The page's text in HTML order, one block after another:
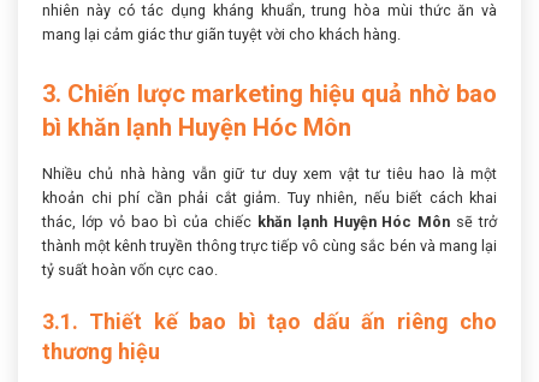
nhiên này có tác dụng kháng khuẩn, trung hòa mùi thức ăn và
mang lại cảm giác thư giãn tuyệt vời cho khách hàng.
3. Chiến lược marketing hiệu quả nhờ bao
bì khăn lạnh Huyện Hóc Môn
Nhiều chủ nhà hàng vẫn giữ tư duy xem vật tư tiêu hao là một
khoản chi phí cần phải cắt giảm. Tuy nhiên, nếu biết cách khai
thác, lớp vỏ bao bì của chiếc khăn lạnh Huyện Hóc Môn sẽ trở
thành một kênh truyền thông trực tiếp vô cùng sắc bén và mang lại
tỷ suất hoàn vốn cực cao.
3.1. Thiết kế bao bì tạo dấu ấn riêng cho
thương hiệu